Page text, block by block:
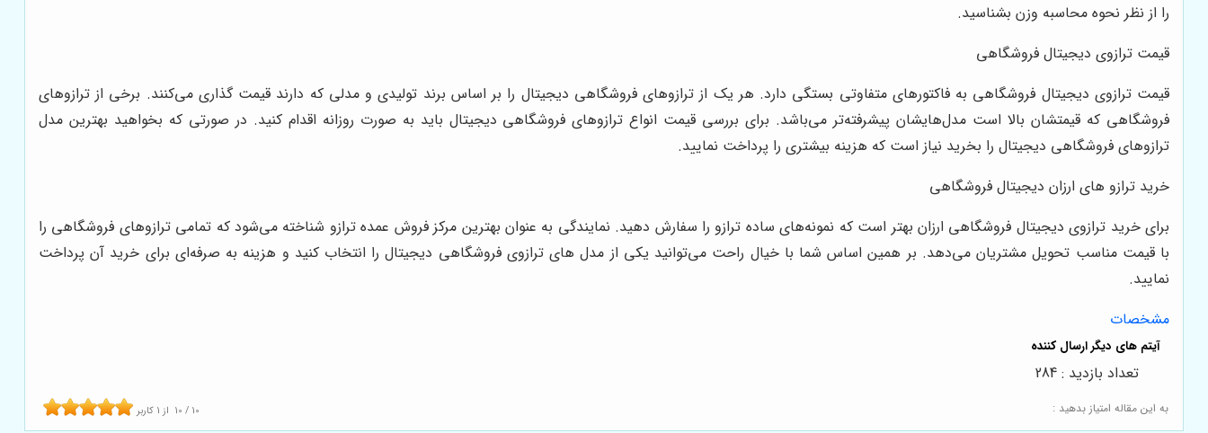
را از نظر نحوه محاسبه وزن بشناسید.
قیمت ترازوی دیجیتال فروشگاهی
قیمت ترازوی دیجیتال فروشگاهی به فاکتورهای متفاوتی بستگی دارد. هر یک از ترازوهای فروشگاهی دیجیتال را بر اساس برند تولیدی و مدلی که دارند قیمت گذاری می‌کنند. برخی از ترازوهای
فروشگاهی که قیمتشان بالا است مدل‌هایشان پیشرفته‌تر می‌باشد. برای بررسی قیمت انواع ترازوهای فروشگاهی دیجیتال باید به صورت روزانه اقدام کنید. در صورتی که بخواهید بهترین مدل
ترازوهای فروشگاهی دیجیتال را بخرید نیاز است که هزینه بیشتری را پرداخت نمایید.
خرید ترازو های ارزان دیجیتال فروشگاهی
برای خرید ترازوی دیجیتال فروشگاهی ارزان بهتر است که نمونه‌های ساده ترازو را سفارش دهید. نمایندگی به عنوان بهترین مرکز فروش عمده ترازو شناخته می‌شود که تمامی ترازوهای فروشگاهی را
با قیمت مناسب تحویل مشتریان می‌دهد. بر همین اساس شما با خیال راحت می‌توانید یکی از مدل‌ های ترازوی فروشگاهی دیجیتال را انتخاب کنید و هزینه به صرفه‌ای برای خرید آن پرداخت
نمایید.
مشخصات
به این مقاله امتیاز بدهید : 10 / 10 از 1 کاربر
تعداد بازدید : 284